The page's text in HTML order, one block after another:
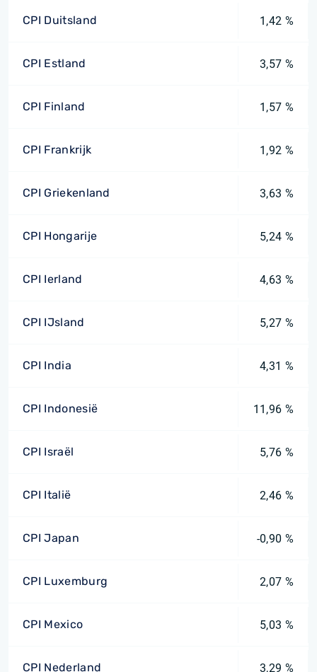
CPI Duitsland 1,42 %
CPI Estland 3,57 %
CPI Finland 1,57 %
CPI Frankrijk 1,92 %
CPI Griekenland 3,63 %
CPI Hongarije 5,24 %
CPI Ierland 4,63 %
CPI IJsland 5,27 %
CPI India 4,31 %
CPI Indonesië 11,96 %
CPI Israël 5,76 %
CPI Italië 2,46 %
CPI Japan -0,90 %
CPI Luxemburg 2,07 %
CPI Mexico 5,03 %
CPI Nederland 3,29 %